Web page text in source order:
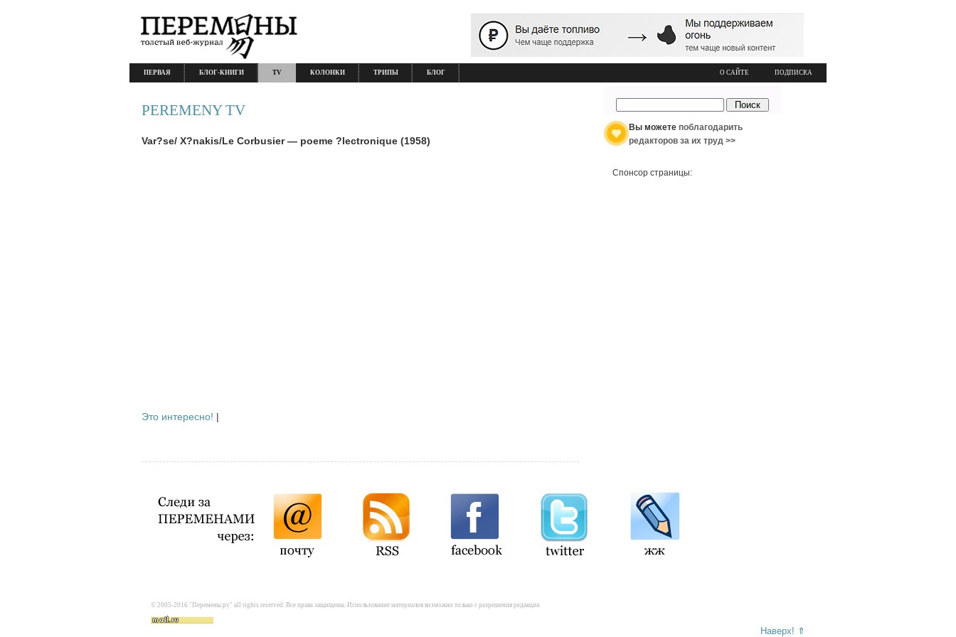
О САЙТЕ ПОДПИСКА
ПЕРВАЯ БЛОГ-КНИГИ TV КОЛОНКИ ТРИПЫ БЛОГ
PEREMENY TV
Var?se/ X?nakis/Le Corbusier — poeme ?lectronique (1958)
Это интересно! |
Вы можете поблагодарить
редакторов за их труд >>
Спонсор страницы:
© 2005-2016 "Перемены.ру" all rights reserved. Все права защищены. Использование материалов возможно только с разрешения редакции
Наверх! ⇑